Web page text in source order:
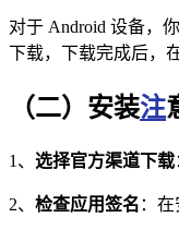
对于 Android 设备，
下载，下载完成后，
（二）安装注
1、 选择官方渠道下载
2、 检查应用签名 ：